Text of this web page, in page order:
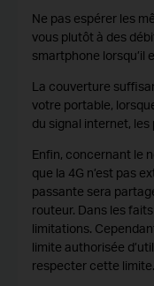
Ne pas espérer les
vous plutôt à des
smartphone lorsqu’il
La couverture
votre portable,
du signal internet,
Enfin, concernant le
que la 4G n’est pas
passante sera
routeur. Dans les
limitations.
limite authorisée
respecter cette limite.